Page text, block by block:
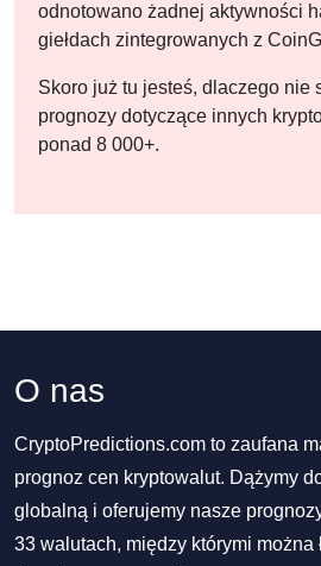
odnotowano żadnej aktywności
giełdach zintegrowanych z
Skoro już tu jesteś, dlaczego nie
prognozy dotyczące innych
ponad 8 000+.
O nas
CryptoPredictions.com to zaufana
prognoz cen kryptowalut. Dążymy
globalną i oferujemy nasze
33 walutach, między którymi można